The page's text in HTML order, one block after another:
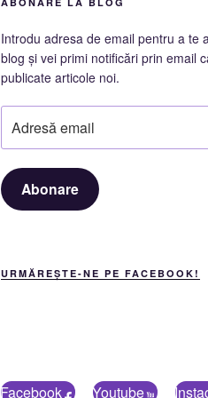
Introdu adresa de email pentru a te
blog și vei primi notificări prin email
publicate articole noi.
email
Abonare
URMĂREȘTE-NE PE FACEBOOK!
Facebook Youtube